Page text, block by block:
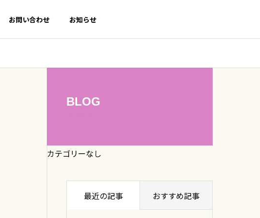
お問い合わせ お知らせ
BLOG
カテゴリーなし
最近の記事 おすすめ記事